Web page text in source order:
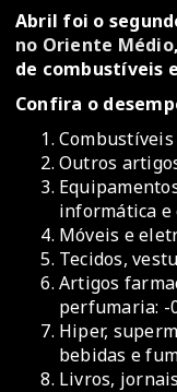
Abril foi o
no Oriente Médio
de combustíveis
Confira o
Outros
informática e
Móveis e
Tecidos,
Artigos
perfumaria: -
Hiper,
bebidas e
Livros,